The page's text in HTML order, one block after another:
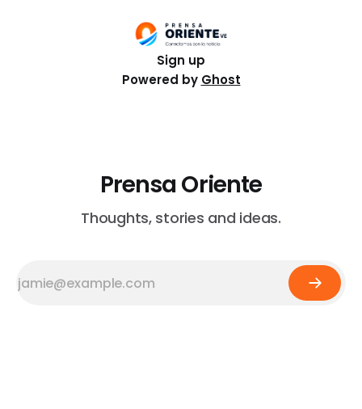
Sign up
Powered by Ghost
Prensa Oriente
Thoughts, stories and ideas.